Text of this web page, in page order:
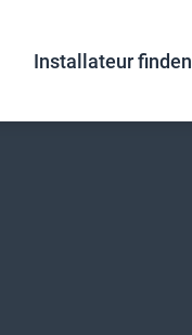
Installateur finden